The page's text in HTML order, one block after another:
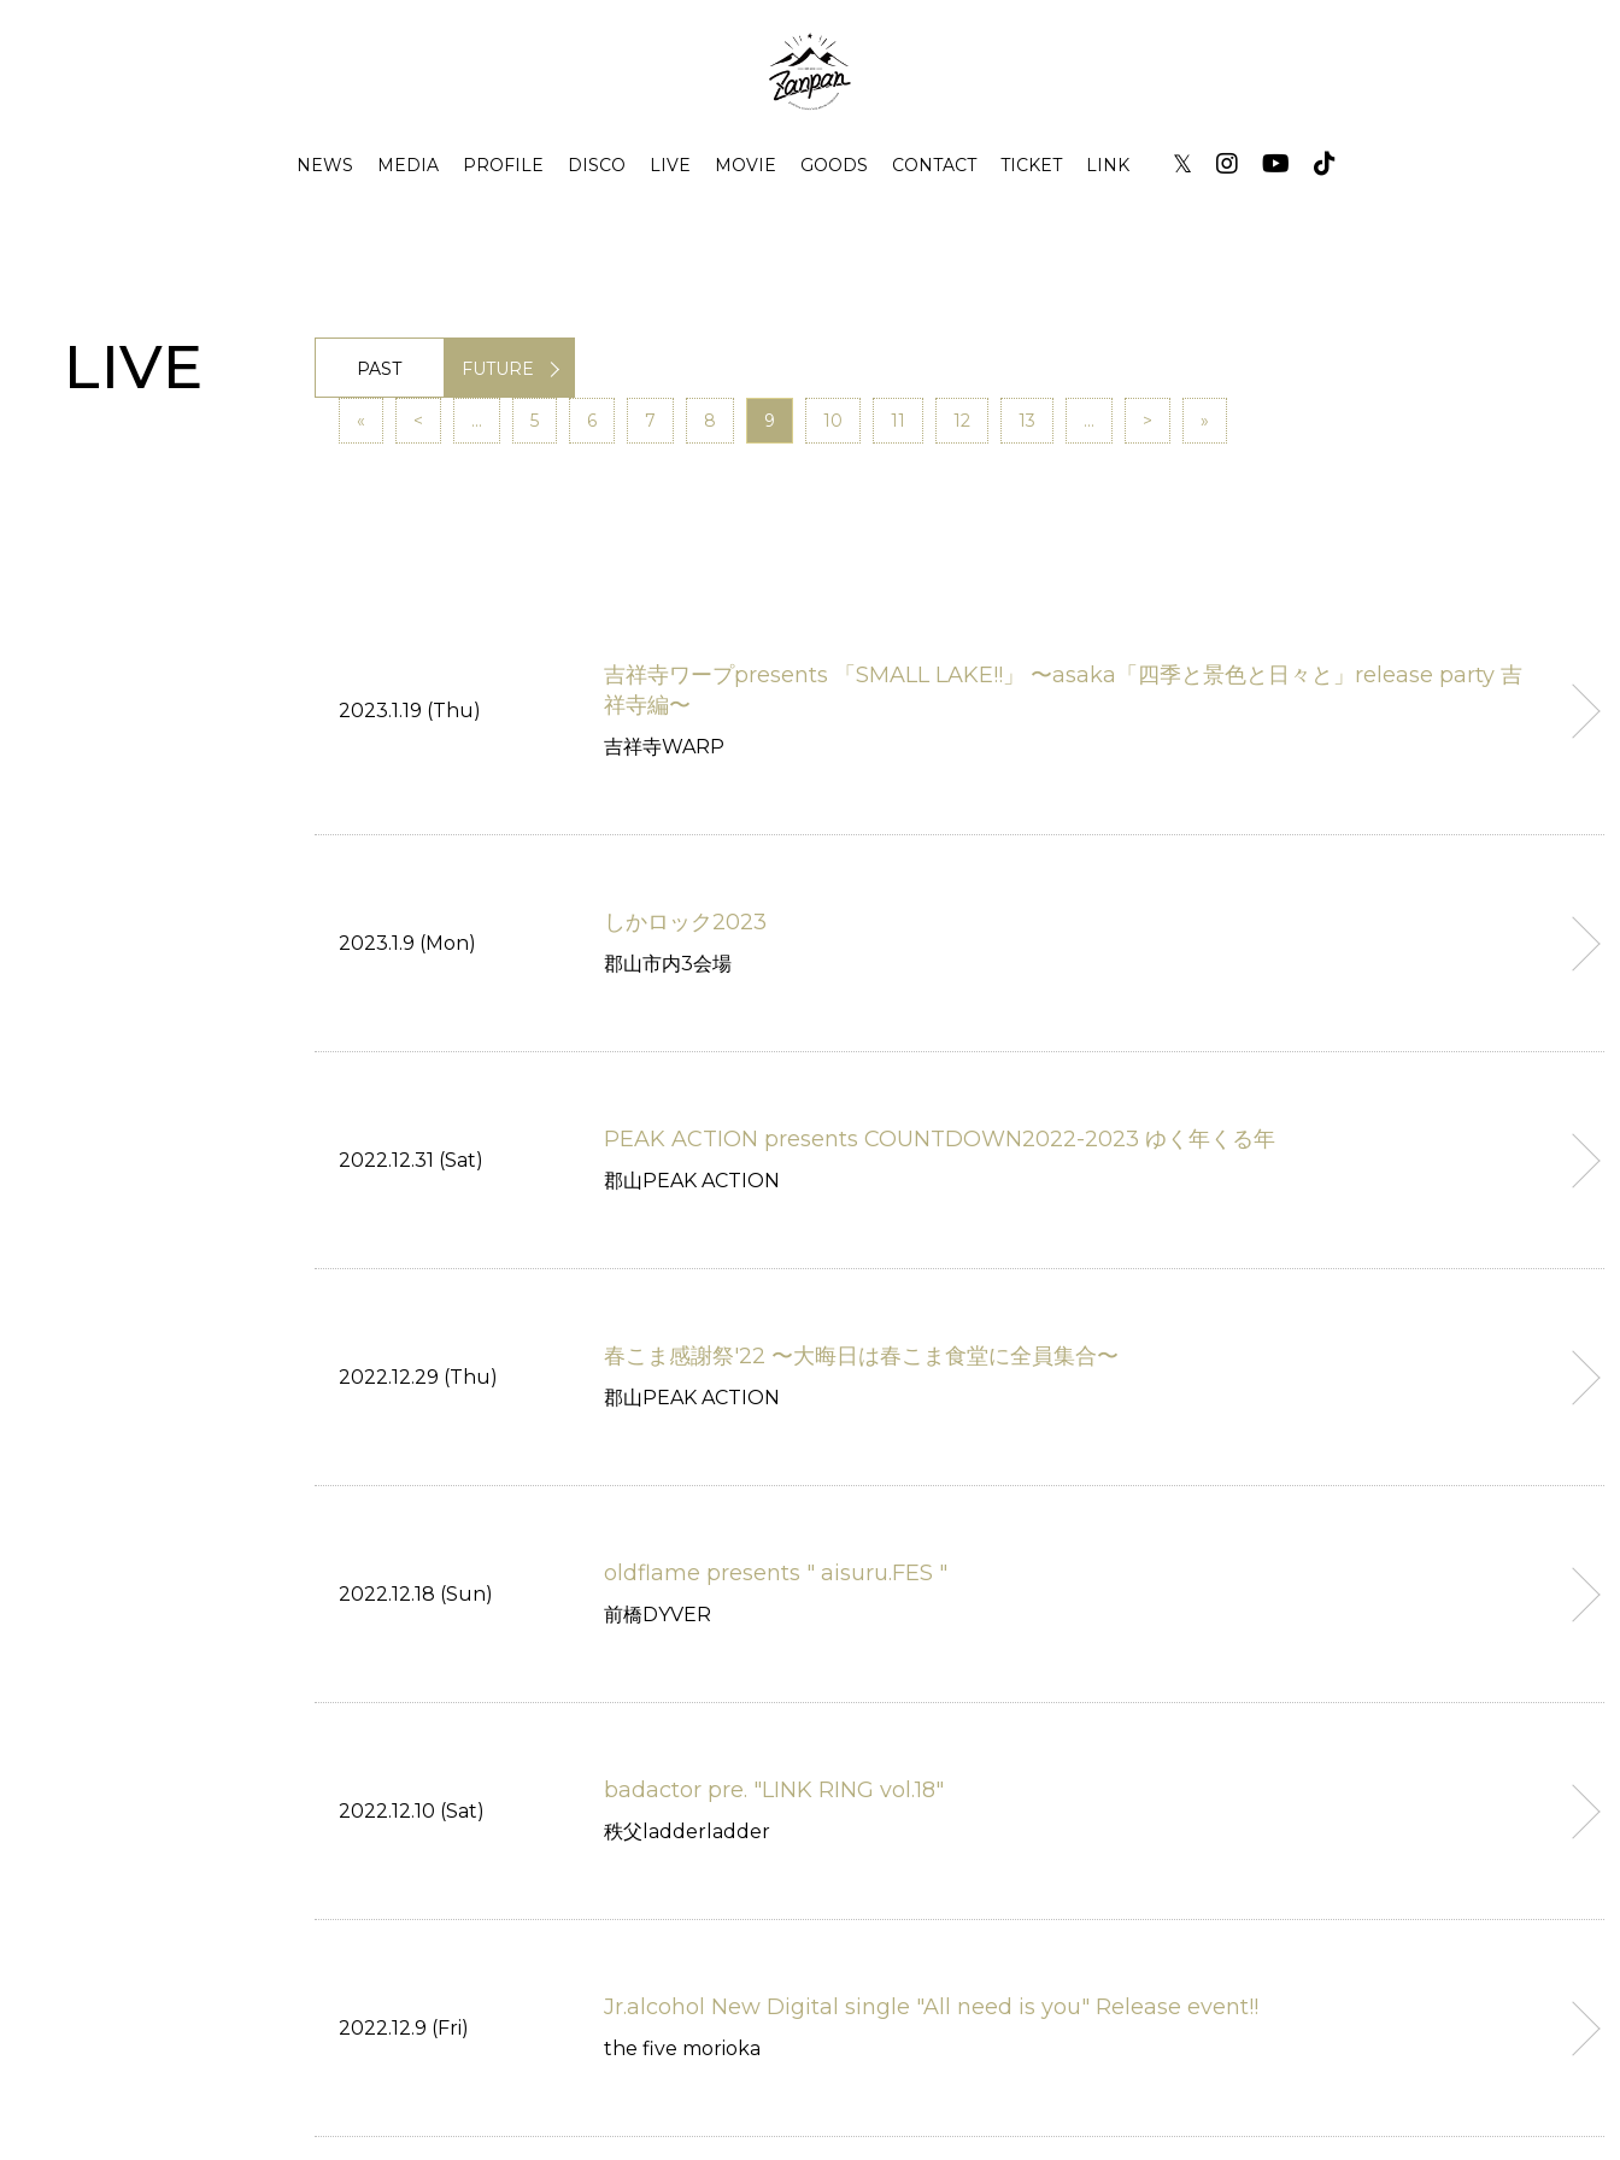
NEWS MEDIA PROFILE DISCO LIVE MOVIE GOODS CONTACT TICKET LINK 𝕏
LIVE PAST FUTURE
« < ... 5 6 7 8 9 10 11 12 13 ... > »
2023.1.19 (Thu)
吉祥寺ワープpresents 「SMALL LAKE!!」 〜asaka「四季と景色と日々と」release party 吉
祥寺編〜
吉祥寺WARP
2023.1.9 (Mon)
しかロック2023
郡山市内3会場
2022.12.31 (Sat)
PEAK ACTION presents COUNTDOWN2022-2023 ゆく年くる年
郡山PEAK ACTION
2022.12.29 (Thu)
春こま感謝祭'22 〜大晦日は春こま食堂に全員集合〜
郡山PEAK ACTION
2022.12.18 (Sun)
oldflame presents " aisuru.FES "
前橋DYVER
2022.12.10 (Sat)
badactor pre. "LINK RING vol.18"
秩父ladderladder
2022.12.9 (Fri)
Jr.alcohol New Digital single "All need is you" Release event!!
the five morioka